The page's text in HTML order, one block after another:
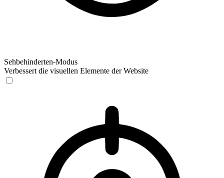
Sehbehinderten-Modus
Verbessert die visuellen Elemente der Website